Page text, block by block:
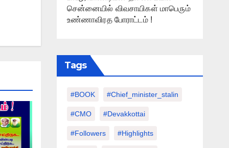
சென்னையில் விவசாயிகள் மாபெரும்
உண்ணாவிரத போராட்டம் !
Tags
#BOOK #chief_minister_stalin
#CMO #devakkottai
#followers #highlights